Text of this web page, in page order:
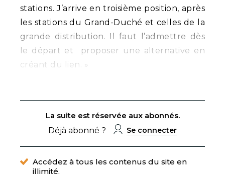
stations. J’arrive en troisième position, après
les stations du Grand-Duché et celles de la
grande distribution. Il faut l’admettre dès
le départ et proposer une alternative en
créant du lien. »
La suite est réservée aux abonnés.
Déjà abonné ?
Se connecter
Accédez à tous les contenus du site en
illimité.